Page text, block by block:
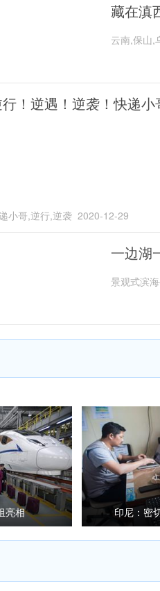
藏在滇
云南,保山,
！逆遇！逆袭！快递
小哥,逆行,逆袭 2020-12-29
一边湖
景观式滨
亮相 印尼：密